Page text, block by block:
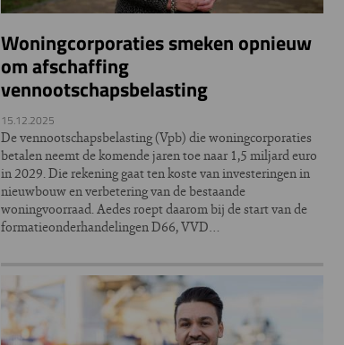
Woningcorporaties smeken opnieuw
om afschaffing
vennootschapsbelasting
15.12.2025
De vennootschapsbelasting (Vpb) die woningcorporaties
betalen neemt de komende jaren toe naar 1,5 miljard euro
in 2029. Die rekening gaat ten koste van investeringen in
nieuwbouw en verbetering van de bestaande
woningvoorraad. Aedes roept daarom bij de start van de
formatieonderhandelingen D66, VVD…